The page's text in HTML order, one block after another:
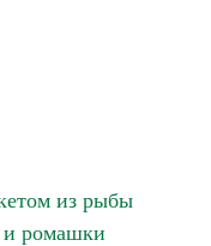
из рыбы
ромашки